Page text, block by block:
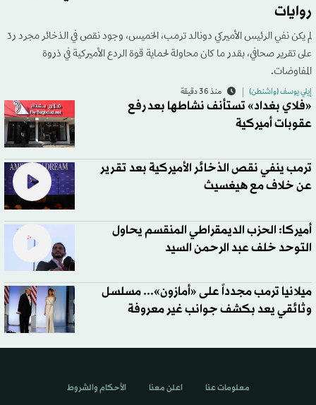
روايات
لم يكن نفي الرئيس الأميركي دونالد ترمب، الخميس، وجود نقص في الذخائر مجرد ردّ
على تقرير صحافي، بقدر ما كان محاولة لحماية قوة الردع الأميركية في ذروة
المفاوضات.
إيلي يوسف (واشنطن) منذ 36 دقيقة
«فلاي بغداد» تستأنف نشاطها بعد رفع
عقوبات أميركية
ترمب ينفي نقص الذخائر الأميركية بعد تقرير
عن خلاف مع هيغسيث
أميركا: الحزب الديمقراطي المنقسم يحاول
التوحد خلف عبد الرحمن السيد
ميلانيا ترمب مجدداً على «أمازون»... مسلسل
وثائقي يعد بكشف جوانب غير معروفة
معلومات عنا اعلن معنا الأحكام والشروط